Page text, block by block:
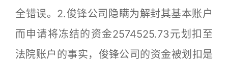
全错误。2.俊锋公司隐瞒为解封其基本账户
而申请将冻结的资金2574525.73元划扣至
法院账户的事实，俊锋公司的资金被划扣是